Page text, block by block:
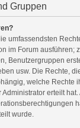
Gruppen
umfassendsten
im Forum ausführen;
Benutzergruppen
usw. Die Rechte,
welche Rechte
erteilt
wurde.